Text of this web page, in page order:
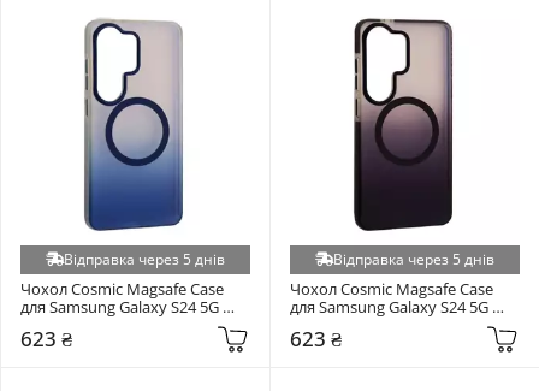
Відправка через 5 днів
Чохол Cosmic Magsafe Case
для Samsung Galaxy S24 5G
623 ₴
Відправка через 5 днів
Чохол Cosmic Magsafe Case
для Samsung Galaxy S24 5G
623 ₴